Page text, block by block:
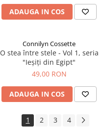
ADAUGA IN COS
Connilyn Cossette
O stea între stele - Vol 1, seria
"Ieșiți din Egipt"
49,00 RON
ADAUGA IN COS
1 2 3 4